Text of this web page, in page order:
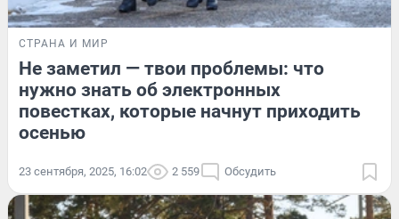
СТРАНА И МИР
Не заметил — твои проблемы: что
нужно знать об электронных
повестках, которые начнут приходить
осенью
23 сентября, 2025, 16:02 2 559 Обсудить